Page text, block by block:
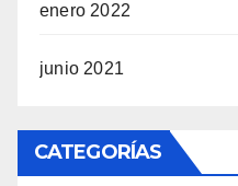
enero 2022
junio 2021
CATEGORÍAS